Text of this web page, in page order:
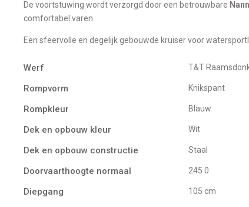
De voortstuwing wordt verzorgd door een betrouwbare
comfortabel varen.
Een sfeervolle en degelijk gebouwde kruiser voor
Werf T&T
Rompvorm Knikspant
Rompkleur Blauw
Dek en opbouw kleur Wit
Dek en opbouw constructie Staal
Doorvaarthoogte normaal 245 0
Diepgang 105 cm